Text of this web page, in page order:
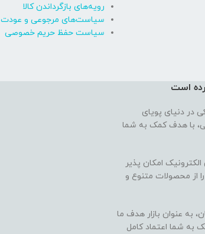
رویه‌های بازگرداندن کالا
سیاست‌های مرجوعی و عودت
سیاست حفظ حریم خصوصی
است
در دنیای پویای
با هدف کمک به شما
امکان پذیر
از محصولات متنوع و
به عنوان بازار هدف ما
به شما اعتماد کامل